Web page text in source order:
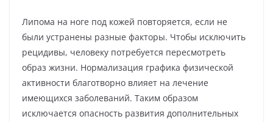
Липома на ноге под кожей повторяется, если не
были устранены разные факторы. Чтобы исключить
рецидивы, человеку потребуется пересмотреть
образ жизни. Нормализация графика физической
активности благотворно влияет на лечение
имеющихся заболеваний. Таким образом
исключается опасность развития дополнительных